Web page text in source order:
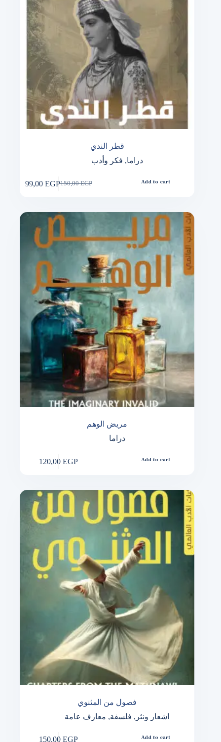
قطر الندي
دراما, فكر وأدب
150,00EGP
Original
150,00 EGP.
99,00 EGPCurrent
99,00 EGP.
Add to cart
مريض الوهم
دراما
120,00EGP Add to cart
فصول من المثنوي
اشعار ونثر , فلسفة, معارف عامة
150,00EGP Add to cart